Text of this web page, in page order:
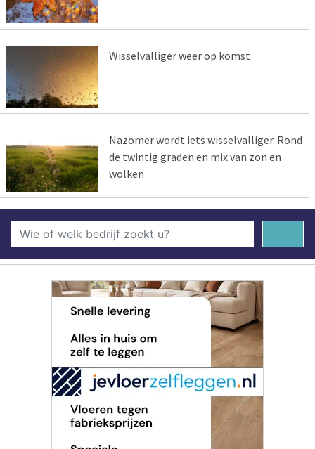
Wisselvalliger weer op komst
Nazomer wordt iets wisselvalliger. Rond
de twintig graden en mix van zon en
wolken